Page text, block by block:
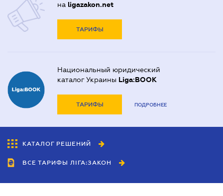
на ligazakon.net
ТАРИФЫ
Национальный юридический
каталог Украины Liga:BOOK
ТАРИФЫ ПОДРОБНЕЕ
КАТАЛОГ РЕШЕНИЙ
ВСЕ ТАРИФЫ ЛІГА:ЗАКОН